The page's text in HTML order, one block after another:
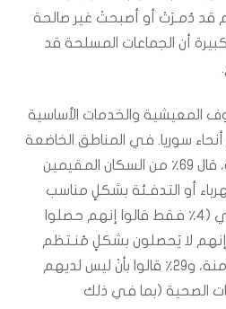
قد دُمـرَتْ أو أصبحتْ غير صالحة
أن الجماعات المسلحة قد
المعيشية والخدمات الأساسية
سوريا. في المناطق الخاضعة
لسيطرة الحكومة السورية، قال ٦٩٪ من السكان المقيمين
أو التدفـئة بشكلٍ مناسب
ومنتظم خلال العام الماضي (٤٪ فقط قالوا إنهم حصلوا
ذلك)، بينما قال ٥٤٪ إنهم لا يَحصلون بشكلٍ مُنـتظم
وكافٍ على مياه الشرب الآمنة، و٢٩٪ قالوا بأنْ ليس لديهم
الصحية (بما في ذلك